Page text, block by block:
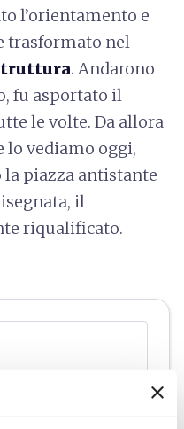
l’orientamento e
trasformato nel
. Andarono
fu asportato il
le volte. Da allora
lo vediamo oggi,
la piazza antistante
il
riqualificato.